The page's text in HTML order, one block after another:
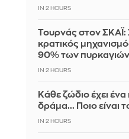
IN 2 HOURS
Τουρνάς στον ΣΚΑΪ:
κρατικός
90% των πυρκαγιών
IN 2 HOURS
Κάθε ζώδιο έχει
δράμα... Ποιο είναι
IN 2 HOURS